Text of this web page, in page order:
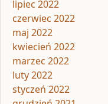
lipiec 2022
czerwiec 2022
maj 2022
kwiecień 2022
marzec 2022
luty 2022
styczeń 2022